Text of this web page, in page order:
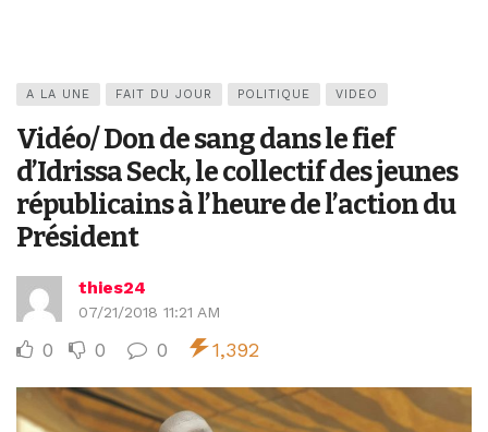
A LA UNE FAIT DU JOUR POLITIQUE VIDEO
Vidéo/ Don de sang dans le fief
d’Idrissa Seck, le collectif des jeunes
républicains à l’heure de l’action du
Président
thies24
07/21/2018 11:21 AM
0 0 0 1,392